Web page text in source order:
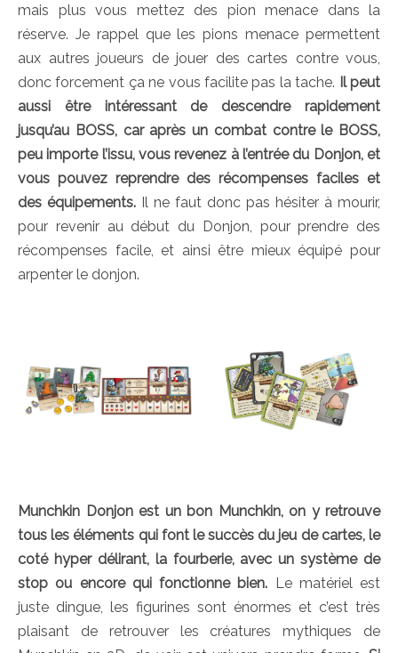
mais plus vous mettez des pion menace dans la
réserve. Je rappel que les pions menace permettent
aux autres joueurs de jouer des cartes contre vous,
donc forcement ça ne vous facilite pas la tache. Il peut
aussi être intéressant de descendre rapidement
jusqu’au BOSS, car après un combat contre le BOSS,
peu importe l’issu, vous revenez à l’entrée du Donjon, et
vous pouvez reprendre des récompenses faciles et
des équipements. Il ne faut donc pas hésiter à mourir,
pour revenir au début du Donjon, pour prendre des
récompenses facile, et ainsi être mieux équipé pour
arpenter le donjon.
Munchkin Donjon est un bon Munchkin, on y retrouve
tous les éléments qui font le succès du jeu de cartes, le
coté hyper délirant, la fourberie, avec un système de
stop ou encore qui fonctionne bien. Le matériel est
juste dingue, les figurines sont énormes et c’est très
plaisant de retrouver les créatures mythiques de